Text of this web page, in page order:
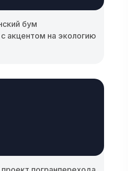
бум
акцентом на экологию